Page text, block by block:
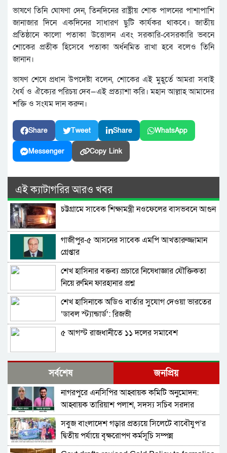
ভাষণে তিনি ঘোষণা দেন, তিনদিনের রাষ্ট্রীয় শোক পালনের পাশাপাশি
জানাজার দিনে একদিনের সাধারণ ছুটি কার্যকর থাকবে। জাতীয়
প্রতিষ্ঠানে কালো পতাকা উত্তোলন এবং সরকারি-বেসরকারি ভবনে
শোকের প্রতীক হিসেবে পতাকা অর্ধনমিত রাখা হবে বলেও তিনি
জানান।
ভাষণ শেষে প্রধান উপদেষ্টা বলেন, শোকের এই মুহূর্তে আমরা সবাই
ধৈর্য ও ঐক্যের পরিচয় দেব—এই প্রত্যাশা করি। মহান আল্লাহ আমাদের
শক্তি ও সংযম দান করুন।
Share Tweet Share WhatsApp
Messenger Copy Link
এই ক্যাটাগরির আরও খবর
চট্টগ্রামে সাবেক শিক্ষামন্ত্রী নওফেলের বাসভবনে আগুন
গাজীপুর-৫ আসনের সাবেক এমপি আখতারুজ্জামান
গ্রেপ্তার
শেখ হাসিনার বক্তব্য প্রচারে নিষেধাজ্ঞার যৌক্তিকতা
নিয়ে রুমিন ফারহানার প্রশ্ন
শেখ হাসিনাকে অডিও বার্তার সুযোগ দেওয়া ভারতের
‘ডাবল স্ট্যান্ডার্ড’: রিজভী
৫ আগস্ট রাজধানীতে ১১ দলের সমাবেশ
শেখ হাসিনার সঙ্গে সংবাদ সম্মেলনে থাকছেন সজীব
ওয়াজেদ জয়
ক্ষমতাচ্যুতির দুই বছর: ৫ অগাস্ট ‘ভার্চুয়ালি সামনে
আসছেন’ হাসিনা
১১ দলের লিয়াজোঁ কমিটির বৈঠক, ৫ আগস্ট সমাবেশ
সর্বশেষ জনপ্রিয়
নাগরপুরে এনসিপির আহ্বায়ক কমিটি অনুমোদন:
আহ্বায়ক তারিয়াশ পলাশ, সদস্য সচিব সরদার
আশরাফ
সবুজ বাংলাদেশ গড়ার প্রত্যয়ে সিলেটে বাবৌযুপ’র
দ্বিতীয় পর্যায়ে বৃক্ষরোপণ কর্মসূচি সম্পন্ন